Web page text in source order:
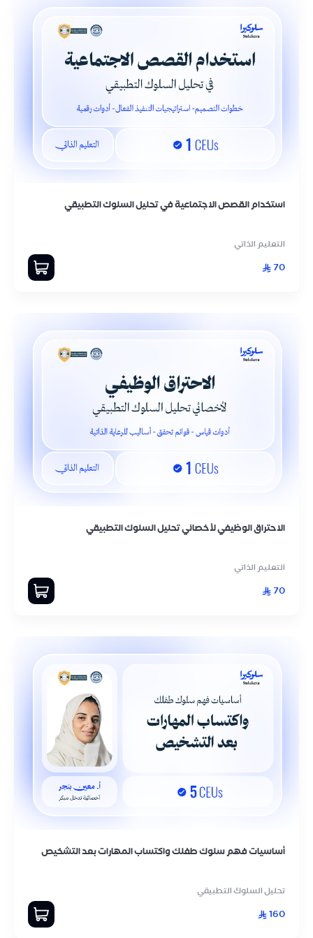
استخدام القصص الاجتماعية في تحليل السلوك التطبيقي
التعليم الذاتي
70
الاحتراق الوظيفي لأخصائي تحليل السلوك التطبيقي
التعليم الذاتي
70
أساسيات فهم سلوك طفلك واكتساب المهارات بعد التشخيص
تحليل السلوك التطبيقي
160